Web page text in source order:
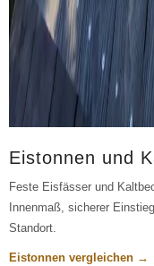
Eistonnen und
Feste Eisfässer und
Innenmaß, sicherer
Standort.
Eistonnen vergleichen →